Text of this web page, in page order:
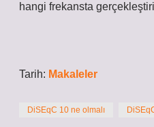
hangi frekansta
Tarih: Makaleler
DiSEqC 10 ne olmalı